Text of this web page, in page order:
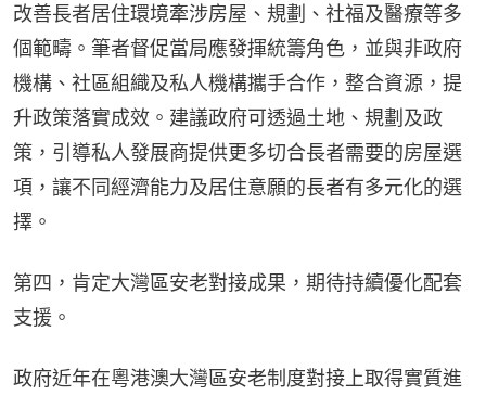
改善長者居住環境牽涉房屋、規劃、社福及醫療等多
個範疇。筆者督促當局應發揮統籌角色，並與非政府
機構、社區組織及私人機構攜手合作，整合資源，提
升政策落實成效。建議政府可透過土地、規劃及政
策，引導私人發展商提供更多切合長者需要的房屋選
項，讓不同經濟能力及居住意願的長者有多元化的選
擇。
第四，肯定大灣區安老對接成果，期待持續優化配套
支援。
政府近年在粵港澳大灣區安老制度對接上取得實質進